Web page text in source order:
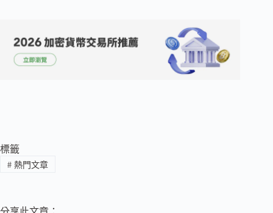
標籤
#熱門文章